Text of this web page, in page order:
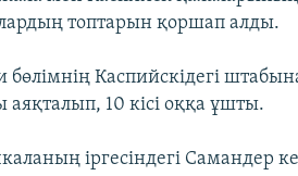
топтарын қоршап алды.
бөлімнің Каспийскідегі
аяқталып, 10 кісі оққа ұшты.
іргесіндегі Самандер